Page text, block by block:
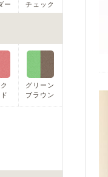
ー チェック
グリーン
ブラウン